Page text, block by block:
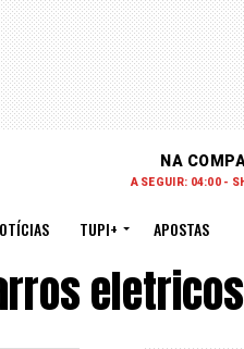
NA
A SEGUIR: 04:00 -
TUPI+ APOSTAS